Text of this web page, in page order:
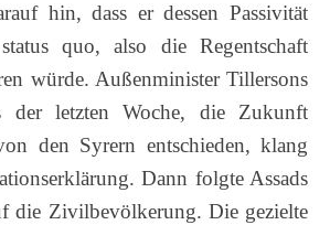
hin, dass er dessen Passivität
quo, also die Regentschaft
würde. Außenminister Tillersons
der letzten Woche, die Zukunft
den Syrern entschieden, klang
Dann folgte Assads
die Zivilbevölkerung. Die gezielte